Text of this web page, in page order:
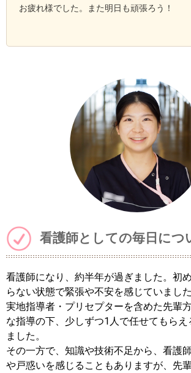
お疲れ様でした。また明日も頑張ろう！
看護師としての毎日につ
看護師になり、約半年が過ぎました。初
らない状態で緊張や不安を感じていました
実地指導者・プリセプターを含めた先輩
な指導の下、少しずつ1人で任せてもらえ
ました。
その一方で、知識や技術不足から、看護
や戸惑いを感じることもありますが、先